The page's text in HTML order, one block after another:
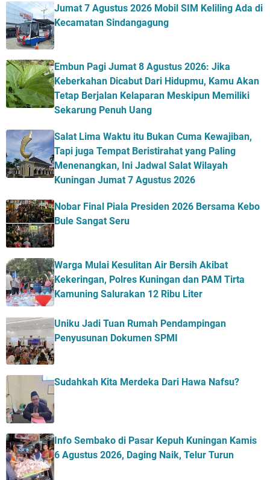
Jumat 7 Agustus 2026 Mobil SIM Keliling Ada di
Kecamatan Sindangagung
Embun Pagi Jumat 8 Agustus 2026: Jika
Keberkahan Dicabut Dari Hidupmu, Kamu Akan
Tetap Berjalan Kelaparan Meskipun Memiliki
Sekarung Penuh Uang
Salat Lima Waktu itu Bukan Cuma Kewajiban,
Tapi juga Tempat Beristirahat yang Paling
Menenangkan, Ini Jadwal Salat Wilayah
Kuningan Jumat 7 Agustus 2026
Nobar Final Piala Presiden 2026 Bersama Kebo
Bule Sangat Seru
Warga Mulai Kesulitan Air Bersih Akibat
Kekeringan, Polres Kuningan dan PAM Tirta
Kamuning Salurakan 12 Ribu Liter
Uniku Jadi Tuan Rumah Pendampingan
Penyusunan Dokumen SPMI
Sudahkah Kita Merdeka Dari Hawa Nafsu?
Info Sembako di Pasar Kepuh Kuningan Kamis
6 Agustus 2026, Daging Naik, Telur Turun